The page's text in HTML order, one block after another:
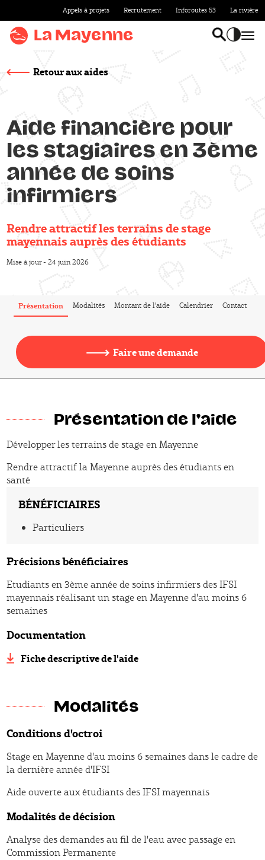
contenu
menu
recherche
Accentuer
le
contraste
Appels à projets Recrutement Inforoutes 53 La rivière
La Mayenne Basculer
Retour aux aides
Title
Aide financière pour
les stagiaires en 3ème
année de soins
infirmiers
Sous-titre
Rendre attractif les terrains de stage
mayennais auprès des étudiants
Mise à jour - 24 juin 2026
Présentation Modalités Montant de l'aide Calendrier Contact
Faire une demande
Présentation de l'aide
Présentation
Développer les terrains de stage en Mayenne
Rendre attractif la Mayenne auprès des étudiants en
santé
BÉNÉFICIAIRES
Particuliers
Précisions bénéficiaires
Etudiants en 3ème année de soins infirmiers des IFSI
mayennais réalisant un stage en Mayenne d'au moins 6
semaines
Documentation
Fiche descriptive de l'aide
Modalités
Conditions d'octroi
Stage en Mayenne d'au moins 6 semaines dans le cadre de
la dernière année d'IFSI
Aide ouverte aux étudiants des IFSI mayennais
Modalités de décision
Analyse des demandes au fil de l'eau avec passage en
Commission Permanente